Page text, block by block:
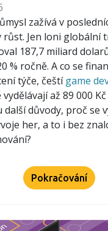
zažívá v
růst. Jen loni globální
187,7 miliard
% ročně. A co se
týče, češtígame
až 89 000
další důvody, proč se
her, a to i bez
Pokračování